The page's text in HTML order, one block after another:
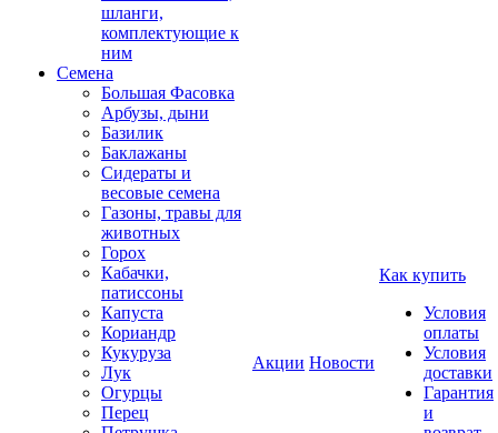
шланги,
комплектующие к
ним
Семена
Большая Фасовка
Арбузы, дыни
Базилик
Баклажаны
Сидераты и
весовые семена
Газоны, травы для
животных
Горох
Кабачки,
патиссоны
Капуста
Кориандр
Кукуруза
Лук
Огурцы
Перец
Акции Новости
Как купить
Условия
оплаты
Условия
доставки
Гарантия
и